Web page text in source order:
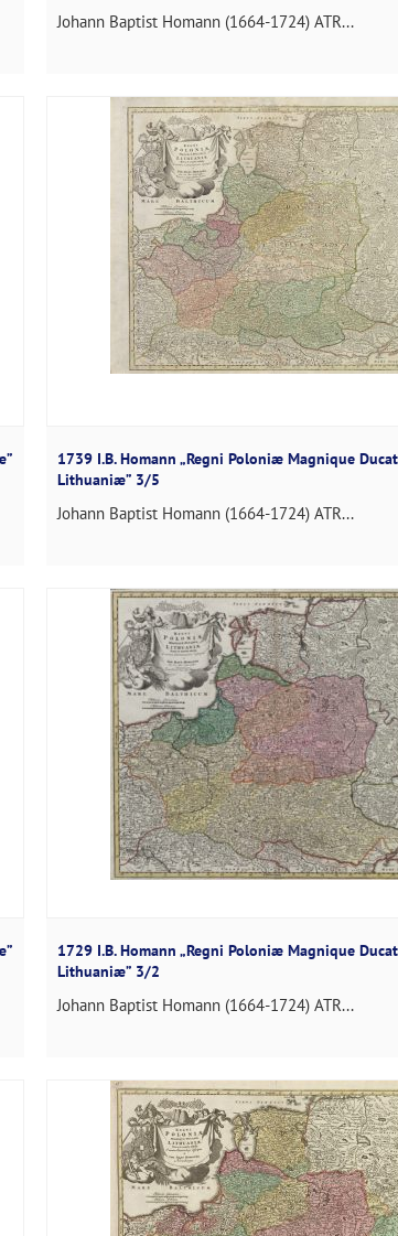
Johann Baptist Homann (1664-1724) ATR...
1739 I.B. Homann „Regni Poloniæ Magnique
Lithuaniæ” 3/5
Johann Baptist Homann (1664-1724) ATR...
1729 I.B. Homann „Regni Poloniæ Magnique
Lithuaniæ” 3/2
Johann Baptist Homann (1664-1724) ATR...